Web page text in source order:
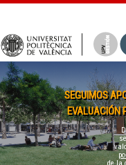
SEGUIMOS
EVALUACIÓN
de la